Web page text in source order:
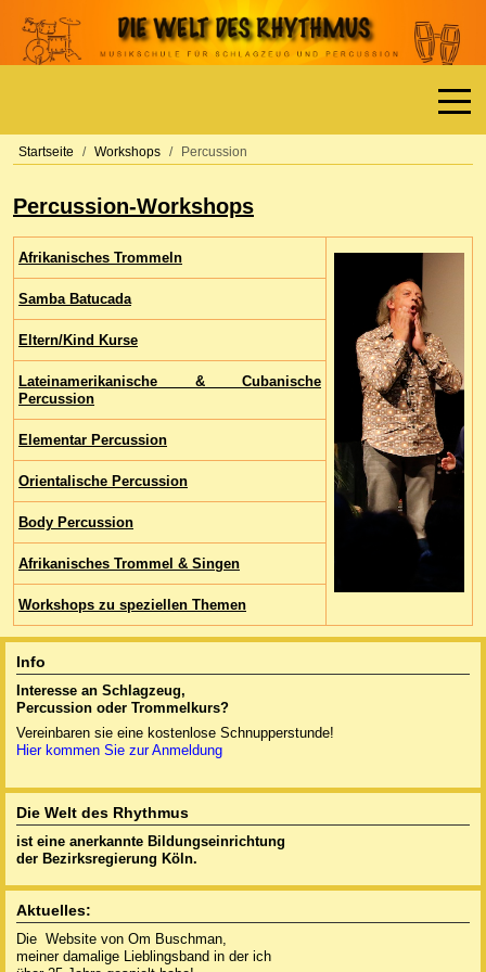
Off-
Info
Interesse an Schlagzeug,
Percussion oder Trommelkurs?
Vereinbaren sie eine kostenlose Schnupperstunde!
Hier kommen Sie zur Anmeldung
Die Welt des Rhythmus
ist eine anerkannte Bildungseinrichtung
der Bezirksregierung Köln.
Aktuelles:
Die Website von Om Buschman,
meiner damalige Lieblingsband in der ich
Startseite Workshops Percussion
Percussion-Workshops
Afrikanisches Trommeln
Samba Batucada
Eltern/Kind Kurse
Lateinamerikanische & Cubanische
Percussion
Elementar Percussion
Orientalische Percussion
Body Percussion
Afrikanisches Trommel & Singen
Workshops zu speziellen Themen